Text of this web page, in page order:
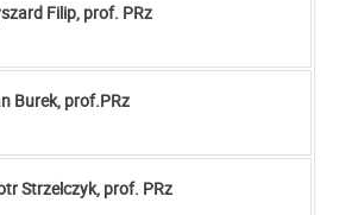
Filip, prof. PRz
Burek, prof.PRz
Strzelczyk, prof. PRz